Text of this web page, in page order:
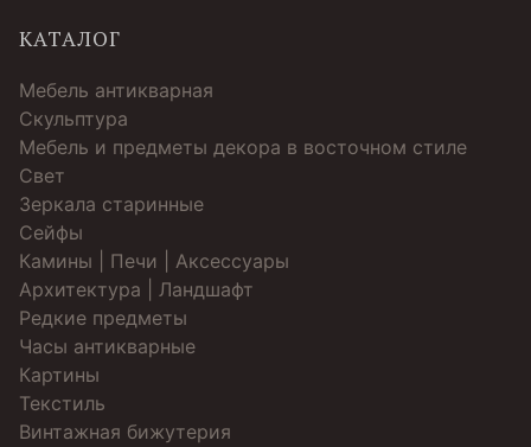
КАТАЛОГ
Мебель антикварная
Скульптура
Мебель и предметы декора в восточном стиле
Свет
Зеркала старинные
Cейфы
Камины | Печи | Аксессуары
Архитектура | Ландшафт
Редкие предметы
Часы антикварные
Картины
Текстиль
Винтажная бижутерия